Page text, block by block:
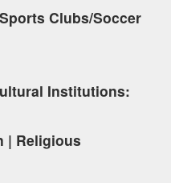
Clubs/Soccer
Institutions:
| Religious